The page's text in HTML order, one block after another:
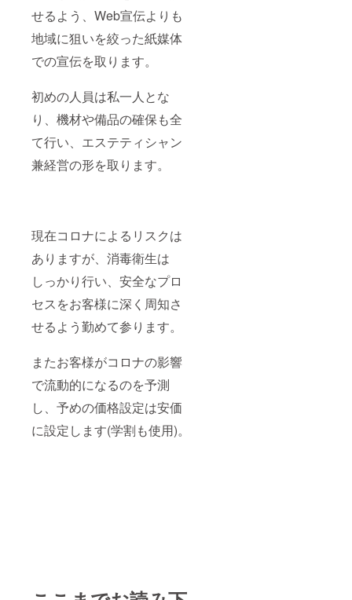
せるよう、Web宣伝よりも
地域に狙いを絞った紙媒体
での宣伝を取ります。
初めの人員は私一人とな
り、機材や備品の確保も全
て行い、エステティシャン
兼経営の形を取ります。
現在コロナによるリスクは
ありますが、消毒衛生は
しっかり行い、安全なプロ
セスをお客様に深く周知さ
せるよう勤めて参ります。
またお客様がコロナの影響
で流動的になるのを予測
し、予めの価格設定は安価
に設定します(学割も使用)。